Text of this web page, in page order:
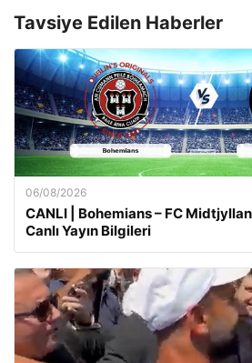
Tavsiye Edilen Haberler
06/08/2026
CANLI | Bohemians – FC
Canlı Yayın Bilgileri